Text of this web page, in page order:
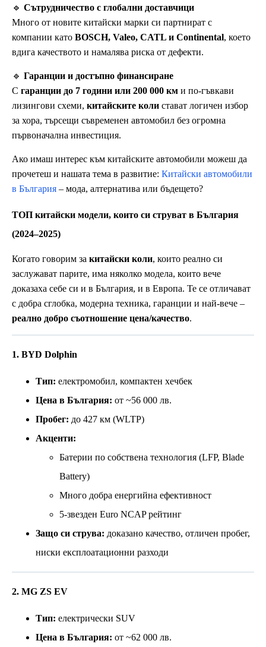
🔹 Сътрудничество с глобални доставчици
Много от новите китайски марки си партнират с
компании като BOSCH, Valeo, CATL и Continental, което
вдига качеството и намалява риска от дефекти.
🔹 Гаранции и достъпно финансиране
С гаранции до 7 години или 200 000 км и по-гъвкави
лизингови схеми, китайските коли стават логичен избор
за хора, търсещи съвременен автомобил без огромна
първоначална инвестиция.
Ако имаш интерес към китайските автомобили можеш да
прочетеш и нашата тема в развитие: Китайски автомобили
в България – мода, алтернатива или бъдещето?
ТОП китайски модели, които си струват в България
(2024–2025)
Когато говорим за китайски коли, които реално си
заслужават парите, има няколко модела, които вече
доказаха себе си и в България, и в Европа. Те се отличават
с добра сглобка, модерна техника, гаранции и най-вече –
реално добро съотношение цена/качество.
1. BYD Dolphin
Тип: електромобил, компактен хечбек
Цена в България: от ~56 000 лв.
Пробег: до 427 км (WLTP)
Акценти:
Батерии по собствена технология (LFP, Blade
Battery)
Много добра енергийна ефективност
5-звезден Euro NCAP рейтинг
Защо си струва: доказано качество, отличен пробег,
ниски експлоатационни разходи
2. MG ZS EV
Тип: електрически SUV
Цена в България: от ~62 000 лв.